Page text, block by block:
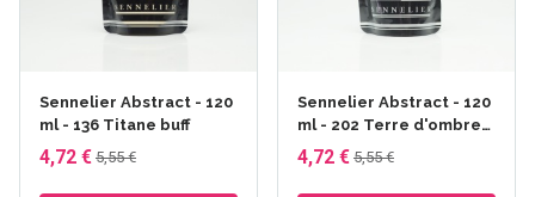
Sennelier Abstract - 120
ml - 136 Titane buff
4,72 € 5,55 €
Sennelier Abstract - 120
ml - 202 Terre d'ombre
brûlée
4,72 € 5,55 €